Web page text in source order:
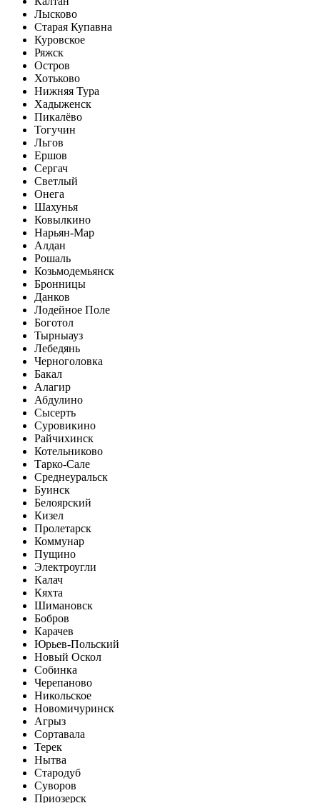
Лысково
Старая Купавна
Куровское
Ряжск
Остров
Хотьково
Нижняя Тура
Хадыженск
Пикалёво
Тогучин
Льгов
Ершов
Сергач
Светлый
Онега
Шахунья
Ковылкино
Нарьян-Мар
Алдан
Рошаль
Козьмодемьянск
Бронницы
Данков
Лодейное Поле
Боготол
Тырныауз
Лебедянь
Черноголовка
Бакал
Алагир
Абдулино
Сысерть
Суровикино
Райчихинск
Котельниково
Тарко-Сале
Среднеуральск
Буинск
Белоярский
Кизел
Пролетарск
Коммунар
Пущино
Электроугли
Калач
Кяхта
Шимановск
Бобров
Карачев
Юрьев-Польский
Новый Оскол
Собинка
Черепаново
Никольское
Новомичуринск
Агрыз
Сортавала
Терек
Нытва
Стародуб
Суворов
Приозерск